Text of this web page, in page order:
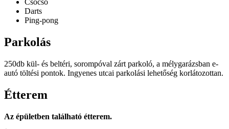
Csocsó
Darts
Ping-pong
Parkolás
250db kül- és beltéri, sorompóval zárt parkoló, a mélygarázsban e-
autó töltési pontok. Ingyenes utcai parkolási lehetőség korlátozottan.
Étterem
Az épületben található étterem.